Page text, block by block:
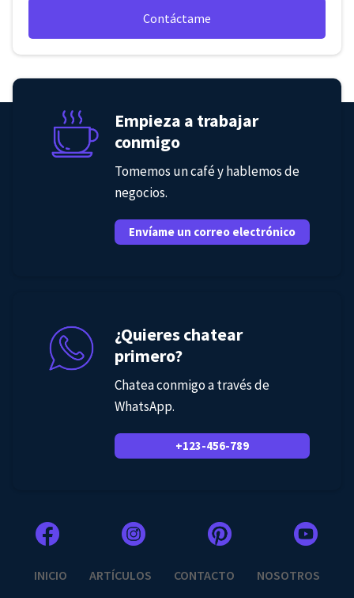
Contáctame
Empieza a trabajar
conmigo
Tomemos un café y hablemos de
negocios.
Envíame un correo electrónico
¿Quieres chatear
primero?
Chatea conmigo a través de
WhatsApp.
+123-456-789
INICIO ARTÍCULOS CONTACTO NOSOTROS